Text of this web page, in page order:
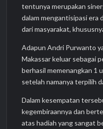
tentunya merupakan
dalam mengantisipasi era
dari masyarakat,
Adapun Andri Purwanto
Makassar keluar sebagai
berhasil memenangkan 1
setelah namanya terpilih
Dalam kesempatan
kegembiraannya dan
atas hadiah yang sangat